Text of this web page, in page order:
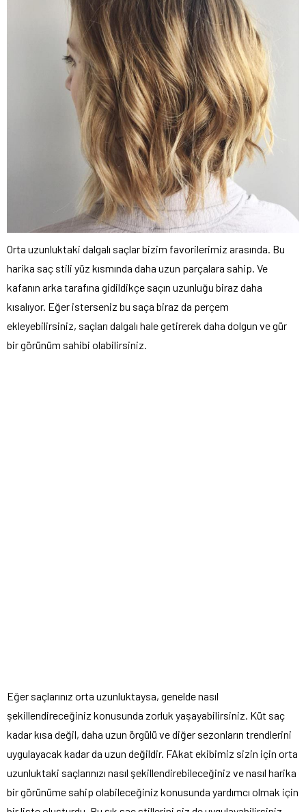
Orta uzunluktaki dalgalı saçlar bizim favorilerimiz arasında. Bu
harika saç stili yüz kısmında daha uzun parçalara sahip. Ve
kafanın arka tarafına gidildikçe saçın uzunluğu biraz daha
kısalıyor. Eğer isterseniz bu saça biraz da perçem
ekleyebilirsiniz, saçları dalgalı hale getirerek daha dolgun ve gür
bir görünüm sahibi olabilirsiniz.
Eğer saçlarınız orta uzunluktaysa, genelde nasıl
şekillendireceğiniz konusunda zorluk yaşayabilirsiniz. Küt saç
kadar kısa değil, daha uzun örgülü ve diğer sezonların trendlerini
uygulayacak kadar da uzun değildir. FAkat ekibimiz sizin için orta
uzunluktaki saçlarınızı nasıl şekillendirebileceğiniz ve nasıl harika
bir görünüme sahip olabileceğiniz konusunda yardımcı olmak için